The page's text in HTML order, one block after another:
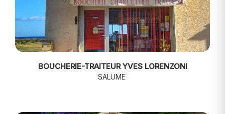
BOUCHERIE-TRAITEUR YVES LORENZONI
SALUME